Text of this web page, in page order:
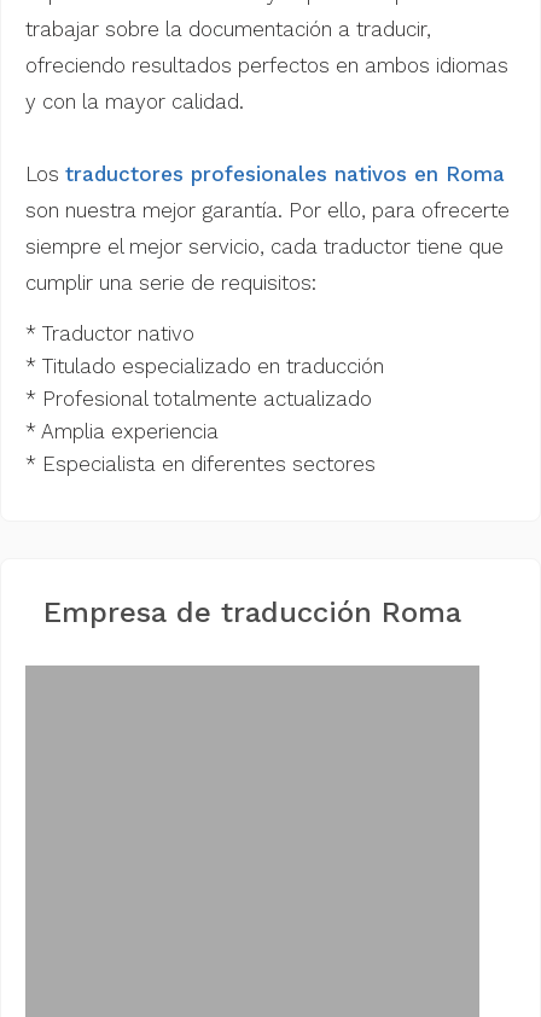
trabajar sobre la documentación a traducir,
ofreciendo resultados perfectos en ambos idiomas
y con la mayor calidad.
Los traductores profesionales nativos en Roma
son nuestra mejor garantía. Por ello, para ofrecerte
siempre el mejor servicio, cada traductor tiene que
cumplir una serie de requisitos:
* Traductor nativo
* Titulado especializado en traducción
* Profesional totalmente actualizado
* Amplia experiencia
* Especialista en diferentes sectores
Empresa de traducción Roma